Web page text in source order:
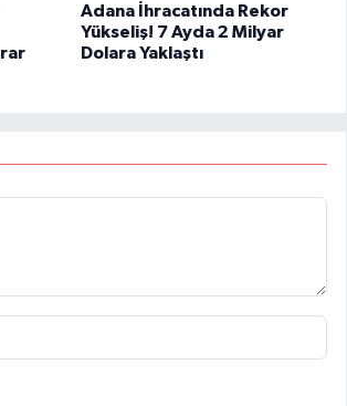
Adana İhracatında Rekor
Yükseliş! 7 Ayda 2 Milyar
Dolara Yaklaştı